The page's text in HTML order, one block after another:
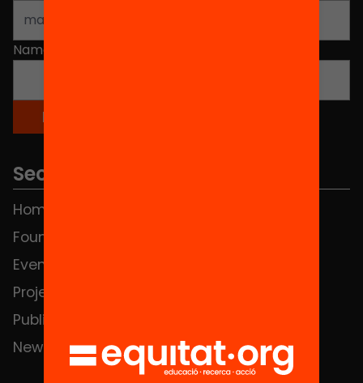
Name
Sections
Home
Foundation
Events
Projects
Publications and videos
News